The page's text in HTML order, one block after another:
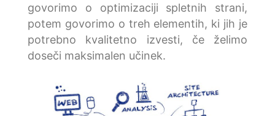
govorimo o optimizaciji spletnih strani,
potem govorimo o treh elementih, ki jih je
potrebno kvalitetno izvesti, če želimo
doseči maksimalen učinek.